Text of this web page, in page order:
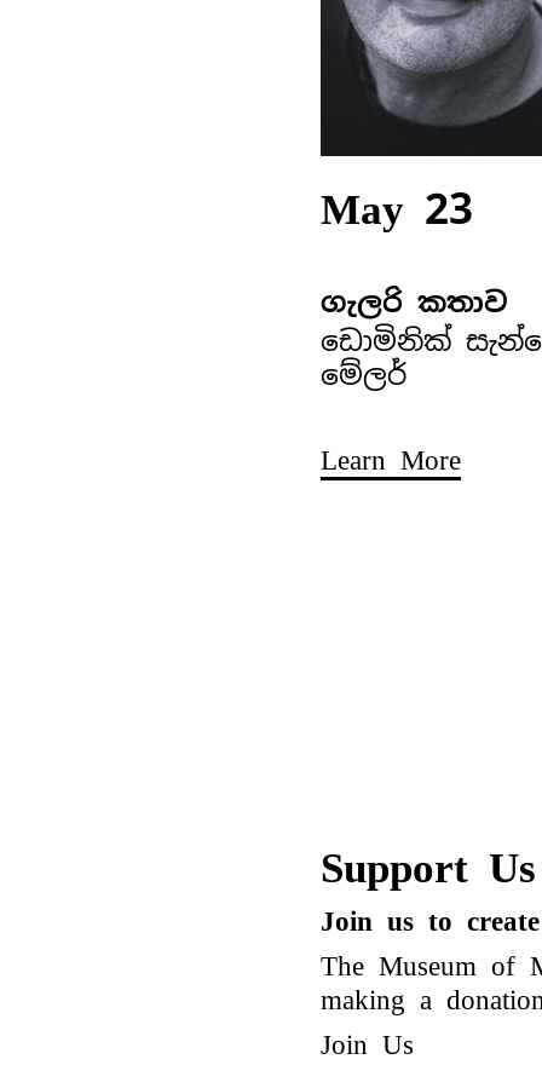
May 23
ගැලරි කතාව
ඩොමිනික්
මේලර්
Learn More
Support Us
Join us to
The Museum of
making a
Join Us